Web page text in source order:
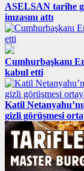
ASELSAN tarihe
imzasını attı
Cumhurbaşkanı
kabul etti
Katil
gizli görüşmesi